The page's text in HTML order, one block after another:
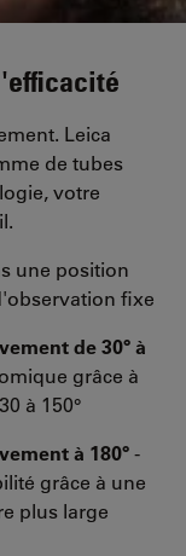
Leica
de tubes
votre
une position
fixe
de 30° à
grâce à
à 150°
à 180°-
grâce à une
plus large